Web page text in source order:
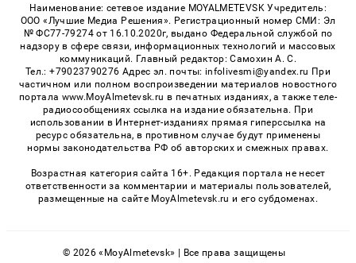
Наименование: сетевое издание MOYALMETEVSK Учредитель:
ООО «Лучшие Медиа Решения». Регистрационный номер СМИ: Эл
№ ФС77-79274 от 16.10.2020г, выдано Федеральной службой по
надзору в сфере связи, информационных технологий и массовых
коммуникаций. Главный редактор: Самохин А. С.
Тел.: +79023790276 Адрес эл. почты: infolivesmi@yandex.ru При
частичном или полном воспроизведении материалов новостного
портала www.MoyAlmetevsk.ru в печатных изданиях, а также теле-
радиосообщениях ссылка на издание обязательна. При
использовании в Интернет-изданиях прямая гиперссылка на
ресурс обязательна, в противном случае будут применены
нормы законодательства РФ об авторских и смежных правах.
Возрастная категория сайта 16+. Редакция портала не несет
ответственности за комментарии и материалы пользователей,
размещенные на сайте MoyAlmetevsk.ru и его субдоменах.
© 2026 «MoyAlmetevsk» | Все права защищены